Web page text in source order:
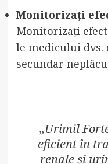
Monitorizați
Monitorizați
le medicului dvs.
secundar
„Urimil
eficient în
renale și